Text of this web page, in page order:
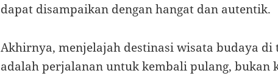
dapat disampaikan dengan hangat dan autentik.
Akhirnya, menjelajah destinasi wisata budaya di
adalah perjalanan untuk kembali pulang, bukan